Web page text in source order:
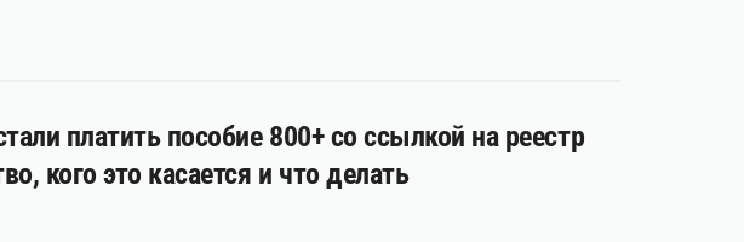
платить пособие 800+ со ссылкой на реестр
кого это касается и что делать